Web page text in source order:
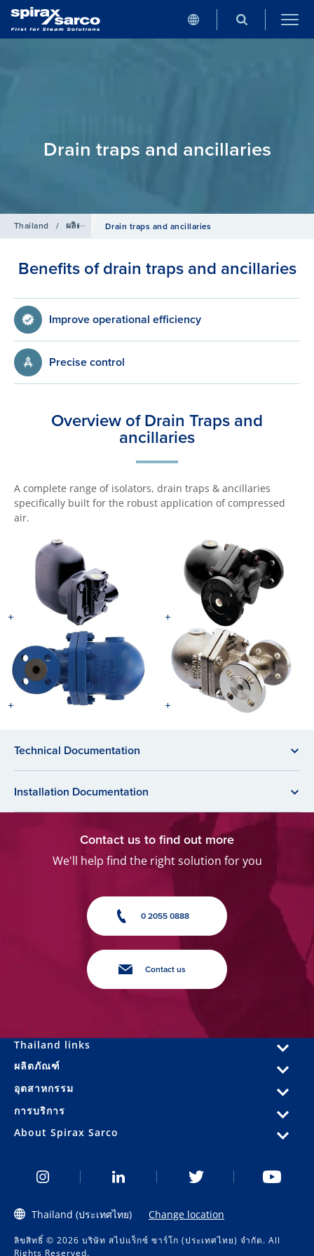
Drain traps and ancillaries
Thailand / ผลิตภัณฑ์ / ลมอัด
Drain traps and ancillaries
Benefits of drain traps and ancillaries
Improve operational efficiency
Precise control
Overview of Drain Traps and
ancillaries
A complete range of isolators, drain traps & ancillaries
specifically built for the robust application of compressed
air.
Technical Documentation
Installation Documentation
Contact us to find out more
We'll help find the right solution for you
0 2055 0888
Contact us
Thailand links
ผลิตภัณฑ์
อุตสาหกรรม
การบริการ
About Spirax Sarco
Thailand (ประเทศไทย) Change location
ลิขสิทธิ์ © 2026 บริษัท สไปแร็กซ์ ซาร์โก (ประเทศไทย) จำกัด. All
Rights Reserved.